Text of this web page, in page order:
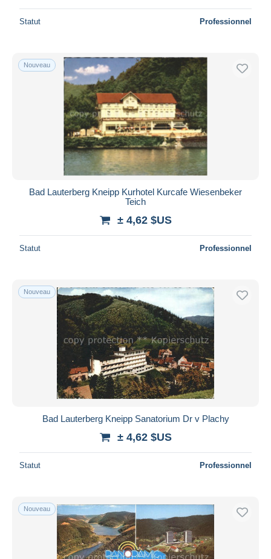
Statut Professionnel
Nouveau
Bad Lauterberg Kneipp Kurhotel Kurcafe Wiesenbeker
Teich
± 4,62 $US
Statut Professionnel
Nouveau
Bad Lauterberg Kneipp Sanatorium Dr v Plachy
± 4,62 $US
Statut Professionnel
Nouveau